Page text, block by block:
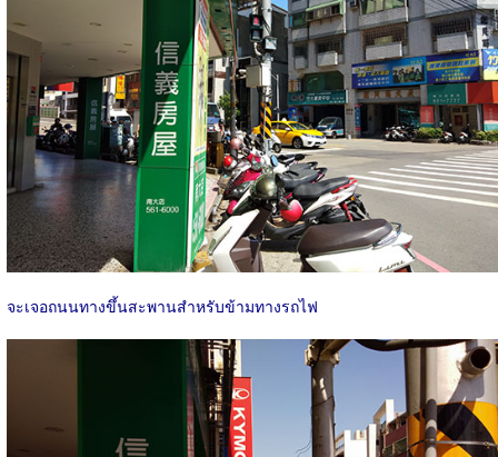
จะเจอถนนทางขึ้นสะพานสำหรับข้ามทางรถไฟ